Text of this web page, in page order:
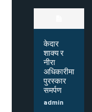
केदार
शाक्य र
नीरा
अधिकारीमा
पुरस्कार
समर्पण
admin